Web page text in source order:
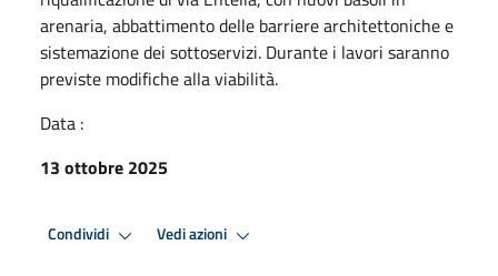
arenaria, abbattimento delle barriere architettoniche e
sistemazione dei sottoservizi. Durante i lavori saranno
previste modifiche alla viabilità.
Data :
13 ottobre 2025
Condividi Vedi azioni